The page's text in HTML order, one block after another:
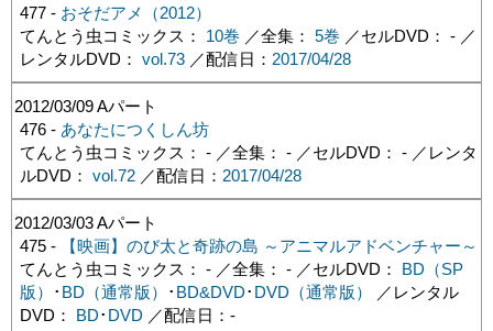
477 - おそだアメ（2012）
てんとう虫コミックス： 10巻 ／全集： 5巻 ／セルDVD： - ／
レンタルDVD： vol.73／配信日： 2017/04/28
2012/03/09Aパート
476 - あなたにつくしん坊
てんとう虫コミックス： - ／全集： - ／セルDVD： - ／レンタ
ルDVD： vol.72／配信日： 2017/04/28
2012/03/03Aパート
475 -
【映画】のび太と奇跡の島 ～アニマルアドベンチャー～
てんとう虫コミックス： - ／全集： - ／セルDVD： BD（SP
版）
･ BD（通常版） ･ BD&DVD･ DVD（通常版）
／レンタル
DVD： BD･ DVD ／配信日： -